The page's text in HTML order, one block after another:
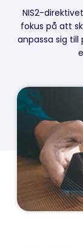
NIS2-
fokus på att
anpassa sig